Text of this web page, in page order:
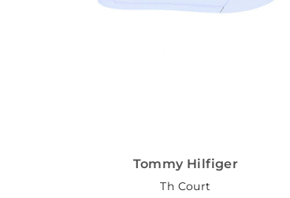
Tommy Hilfiger
Th Court